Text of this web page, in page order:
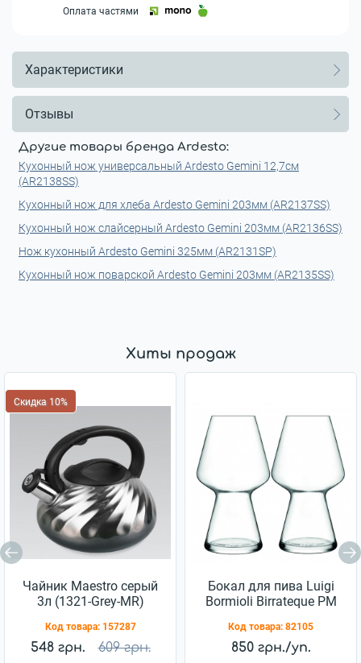
Оплата частями
Характеристики
Отзывы
Другие товары бренда Ardesto:
Кухонный нож универсальный Ardesto Gemini 12,7см
(AR2138SS)
Кухонный нож для хлеба Ardesto Gemini 203мм (AR2137SS)
Кухонный нож слайсерный Ardesto Gemini 203мм (AR2136SS)
Нож кухонный Ardesto Gemini 325мм (AR2131SP)
Кухонный нож поварской Ardesto Gemini 203мм (AR2135SS)
Хиты продаж
Скидка 10%
Чайник Maestro серый
3л (1321-Grey-MR)
Код товара: 157287
548 грн. 609 грн.
Бокал для пива Luigi
Bormioli Birrateque PM
(11828/02)
Код товара: 82105
850 грн./уп.